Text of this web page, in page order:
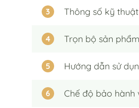
3 thông số kỹ thuật
4 trọn bộ sản
5 hướng dẫn sử
6 chế độ bảo